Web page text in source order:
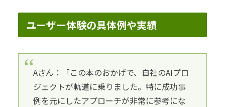
ユーザー体験の具体例や実績
Aさん：「この本のおかげで、自社のAIプロ
ジェクトが軌道に乗りました。特に成功事
例を元にしたアプローチが非常に参考にな